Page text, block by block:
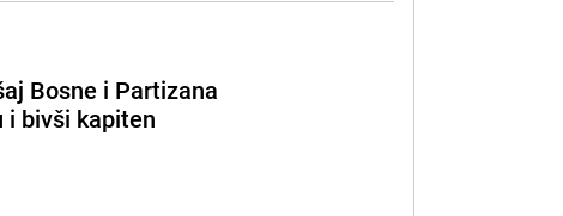
Bosne i Partizana
i bivši kapiten